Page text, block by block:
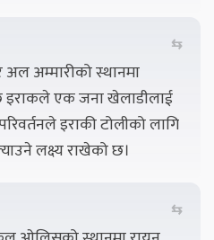
⇆
अम्मारीको स्थानमा
एक जना खेलाडीलाई
इराकी टोलीको लागि
लक्ष्य राखेको छ।
⇆